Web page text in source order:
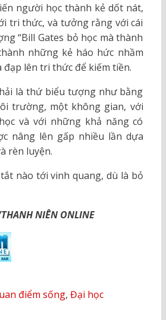
người học thành kẻ dốt nát,
tri thức, và tưởng rằng với cái
“Bill Gates bỏ học mà thành
những kẻ háo hức nhầm
đạp lên tri thức để kiếm tiền.
là thứ biểu tượng như bằng
trường, một không gian, với
và với những khả năng có
nâng lên gấp nhiều lần dựa
rèn luyện.
nào tới vinh quang, dù là bỏ
NIÊN ONLINE
điểm sống, Đại học